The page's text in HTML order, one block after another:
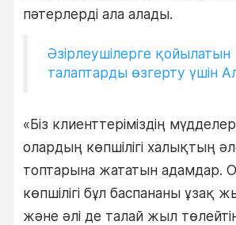
пәтерлерді ала алады.
Әзірлеушілерге қойылатын
талаптарды өзгерту үшін
«Біз клиенттеріміздің
олардың көпшілігі халықтың
топтарына жататын адамдар.
көпшілігі бұл баспананы ұзақ
және әлі де талай жыл